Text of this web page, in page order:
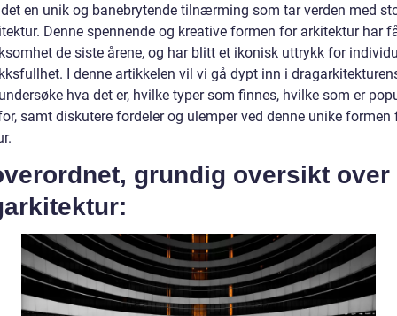
det en unik og banebrytende tilnærming som tar verden med
Denne spennende og kreative formen for arkitektur har
de siste årene, og har blitt et ikonisk uttrykk for
I denne artikkelen vil vi gå dypt inn i
hva det er, hvilke typer som finnes, hvilke som er
samt diskutere fordeler og ulemper ved denne unike formen
grundig oversikt over